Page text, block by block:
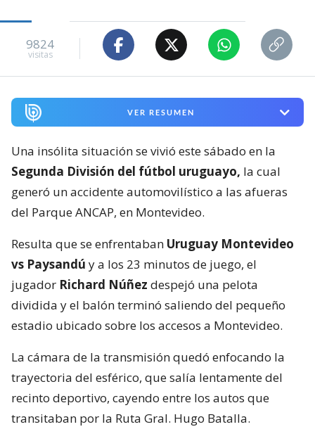
9824
visitas
VER RESUMEN
Una insólita situación se vivió este sábado en la
Segunda División del fútbol uruguayo, la cual
generó un accidente automovilístico a las afueras
del Parque ANCAP, en Montevideo.
Resulta que se enfrentaban Uruguay Montevideo
vs Paysandú y a los 23 minutos de juego, el
jugador Richard Núñez despejó una pelota
dividida y el balón terminó saliendo del pequeño
estadio ubicado sobre los accesos a Montevideo.
La cámara de la transmisión quedó enfocando la
trayectoria del esférico, que salía lentamente del
recinto deportivo, cayendo entre los autos que
transitaban por la Ruta Gral. Hugo Batalla.